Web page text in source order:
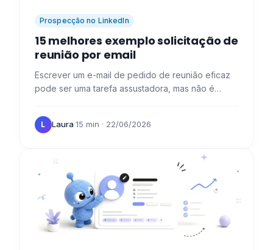
Prospecção no LinkedIn
15 melhores exemplo solicitação de
reunião por email
Escrever um e-mail de pedido de reunião eficaz
pode ser uma tarefa assustadora, mas não é
aumentar as suas…
L Laura·15 min · 22/06/2026